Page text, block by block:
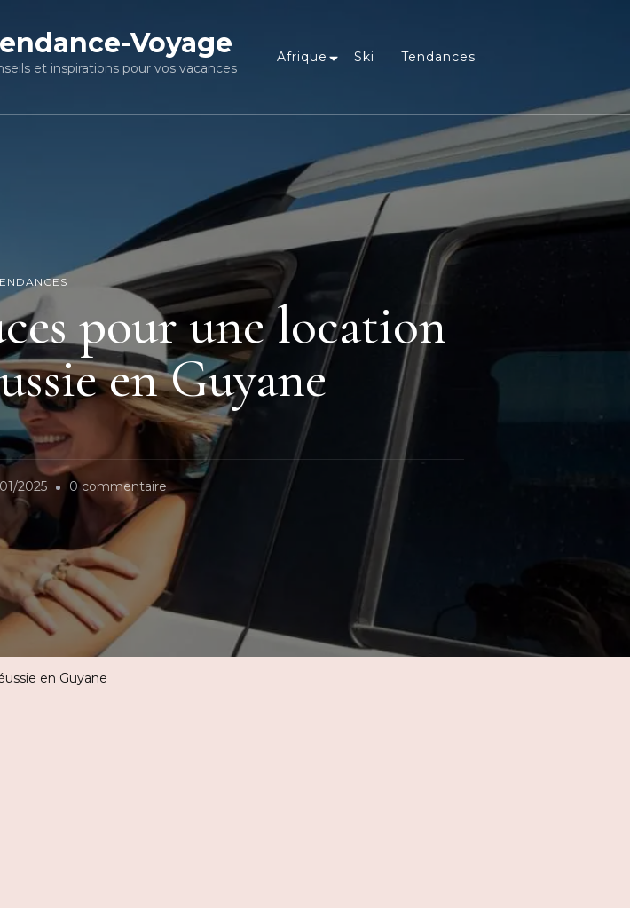
Voyage
et inspirations pour vos vacances
Afrique Ski Tendances
pour une location
en Guyane
2025 0 commentairesur
meilleures
astuces
pour
une
en Guyane